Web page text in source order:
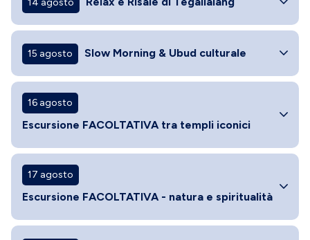
14 agosto
15 agosto Slow Morning & Ubud culturale
16 agosto
Escursione FACOLTATIVA tra templi iconici
17 agosto
Escursione FACOLTATIVA - natura e spiritualità